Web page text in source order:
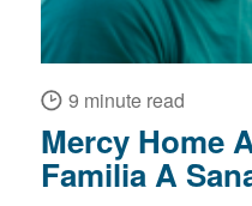
9 minute read
Mercy Home
Familia A